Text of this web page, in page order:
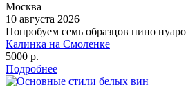
Москва
10 августа 2026
Попробуем семь образцов пино
Калинка на Смоленке
5000 р.
Подробнее